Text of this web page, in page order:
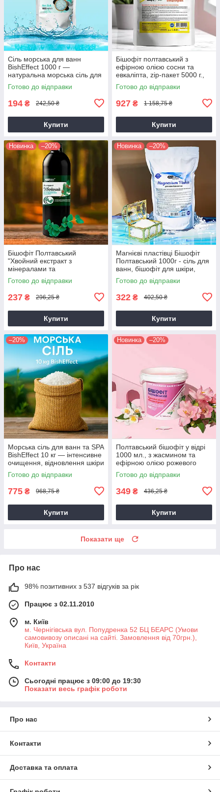
Сіль морська для ванн
BishEffect 1000 г —
натуральна морська сіль для
релаксу та догляду за шкірою
Готово до відправки
194 ₴ 242,50 ₴
Купити
Бішофіт полтавський з
ефірною олією сосни та
евкаліпта, zip-пакет 5000 г.,
концентрат для ванн bishofit -
bisheffect
Готово до відправки
927 ₴ 1 158,75 ₴
Купити
Новинка –20%
Бішофіт Полтавський
"Хвойний екстракт з
мінералами та
мікроелементами" 1000 мл
для ванн, суглобів та шкіри
Готово до відправки
237 ₴ 296,25 ₴
Купити
Новинка –20%
Магнієві пластівці Бішофіт
Полтавський 1000г - сіль для
ванн, бішофіт для шкіри,
розслаблююча магнієва
ванна
Готово до відправки
322 ₴ 402,50 ₴
Купити
–20%
Морська сіль для ванн та SPA
BishEffect 10 кг — інтенсивне
очищення, відновлення шкіри
та розслаблення
Готово до відправки
775 ₴ 968,75 ₴
Купити
Новинка –20%
Полтавський бішофіт у відрі
1000 мл., з жасмином та
ефірною олією рожевого
дерева, концентрат для ванн
Готово до відправки
349 ₴ 436,25 ₴
Купити
Показати ще
Про нас
98% позитивних з 537 відгуків за рік
Працює з 02.11.2010
м. Київ
м. Чернігівська вул. Попудренка 52 БЦ БЕАРС (Умови
самовивозу описані на сайті. Замовлення від 70грн.),
Київ, Україна
Контакти
Сьогодні працює з 09:00 до 19:30
Показати весь графік роботи
Про нас
Контакти
Доставка та оплата